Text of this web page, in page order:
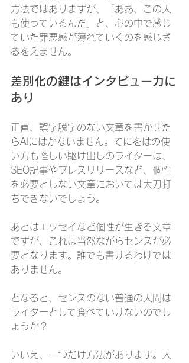
方法ではありますが、「ああ、この人
も使っているんだ」と、心の中で感じ
ていた罪悪感が薄れていくのを感じざ
るをえません。
差別化の鍵はインタビュー力に
あり
正直、誤字脱字のない文章を書かせた
らAIにはかないません。てにをはの使
い方も怪しい駆け出しのライターは、
SEO記事やプレスリリースなど、個性
を必要としない文章においては太刀打
ちできないでしょう。
あとはエッセイなど個性が生きる文章
ですが、これは当然ながらセンスが必
要となります。誰でも書けるわけでは
ありません。
となると、センスのない普通の人間は
ライターとして食べていけないのでし
ょうか？
いいえ、一つだけ方法があります。入